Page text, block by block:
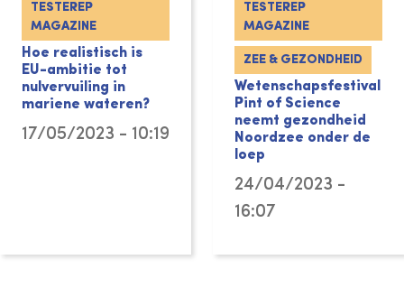
TESTEREP
MAGAZINE
Hoe realistisch is
EU-ambitie tot
nulvervuiling in
mariene wateren?
17/05/2023 - 10:19
TESTEREP
MAGAZINE
ZEE & GEZONDHEID
Wetenschapsfestival
Pint of Science
neemt gezondheid
Noordzee onder de
loep
24/04/2023 -
16:07